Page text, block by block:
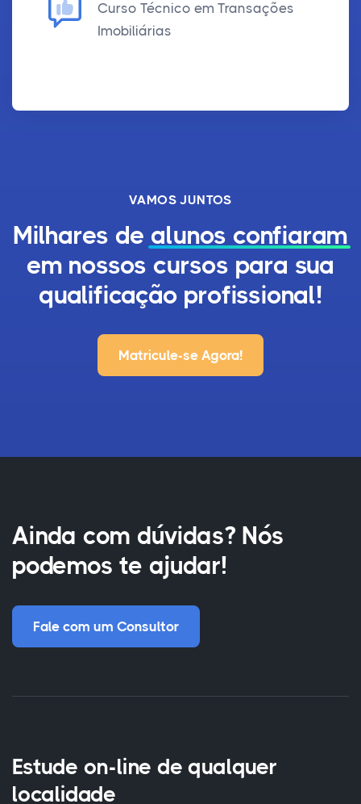
Curso Técnico em Transações
Imobiliárias
VAMOS JUNTOS
Milhares de alunos confiaram
em nossos cursos para sua
qualificação profissional!
Matricule-se Agora!
Ainda com dúvidas? Nós
podemos te ajudar!
Fale com um Consultor
Estude on-line de qualquer
localidade